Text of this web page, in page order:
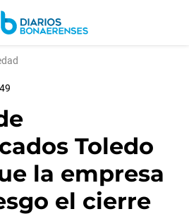
Toledo
la empresa
el cierre